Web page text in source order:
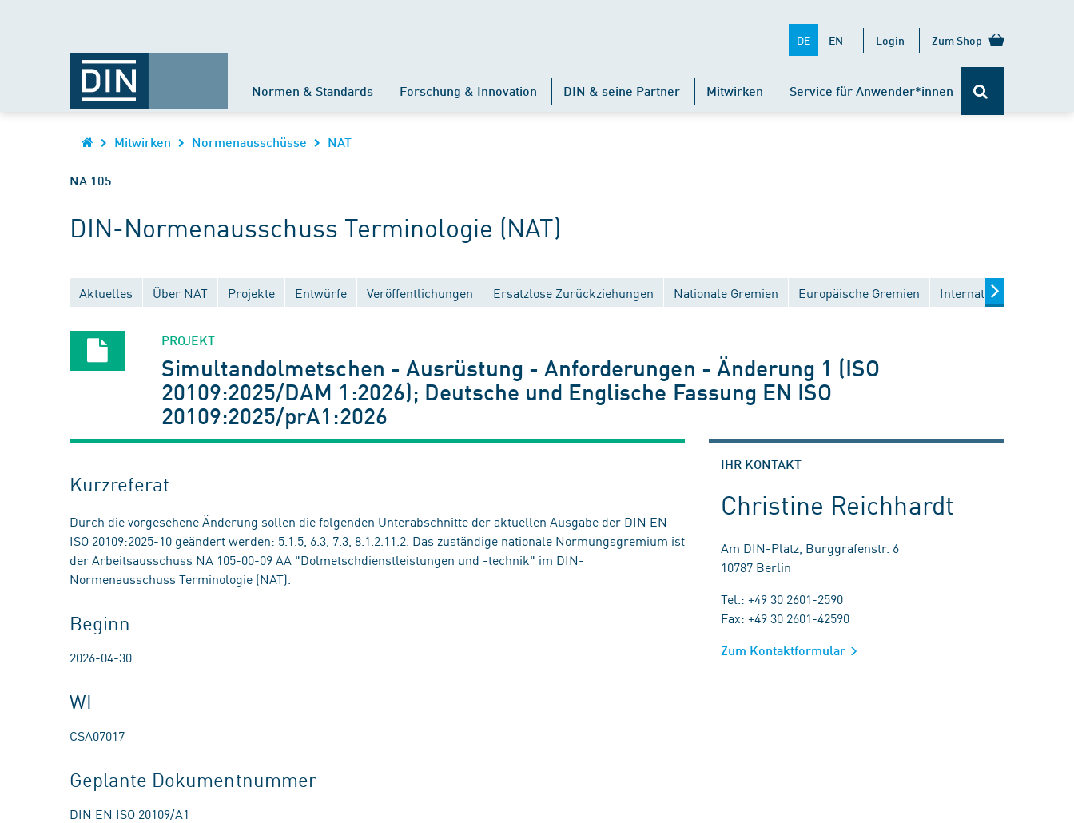
DE EN Login Zum Shop
Normen & Standards Forschung & Innovation DIN & seine Partner Mitwirken Service für Anwender*innen
Mitwirken Normenausschüsse NAT
NA 105
DIN-Normenausschuss Terminologie (NAT)
Aktuelles Über NAT Projekte Entwürfe Veröffentlichungen Ersatzlose Zurückziehungen Nationale Gremien Europäische Gremien Internationale Gremien
PROJEKT
Simultandolmetschen - Ausrüstung - Anforderungen - Änderung 1 (ISO
20109:2025/DAM 1:2026); Deutsche und Englische Fassung EN ISO
20109:2025/prA1:2026
Kurzreferat
Durch die vorgesehene Änderung sollen die folgenden Unterabschnitte der aktuellen Ausgabe der DIN EN
ISO 20109:2025-10 geändert werden: 5.1.5, 6.3, 7.3, 8.1.2.11.2. Das zuständige nationale Normungsgremium ist
der Arbeitsausschuss NA 105-00-09 AA "Dolmetschdienstleistungen und -technik" im DIN-
Normenausschuss Terminologie (NAT).
Beginn
2026-04-30
WI
CSA07017
Geplante Dokumentnummer
DIN EN ISO 20109/A1
IHR KONTAKT
Christine Reichhardt
Am DIN-Platz, Burggrafenstr. 6
10787 Berlin
Tel.: +49 30 2601-2590
Fax: +49 30 2601-42590
Zum Kontaktformular